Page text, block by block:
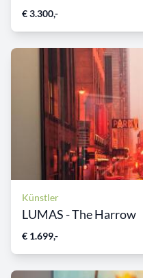
€ 3.300,-
Künstler
LUMAS - The Harrow
€ 1.699,-